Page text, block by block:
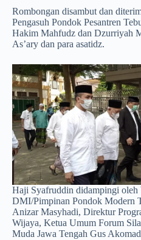
Rombongan disambut dan
Pengasuh Pondok Pesantren
Hakim Mahfudz dan Dzurriyah
As’ary dan para asatidz.
Haji Syafruddin didampingi oleh
DMI/Pimpinan Pondok Modern
Anizar Masyhadi, Direktur
Wijaya, Ketua Umum Forum
Muda Jawa Tengah Gus